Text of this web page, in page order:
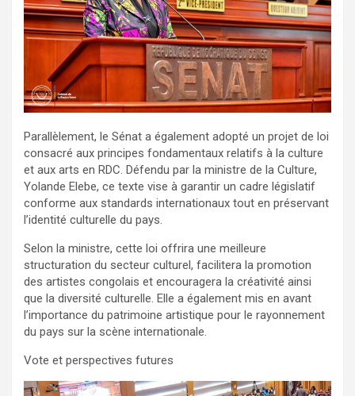
Parallèlement, le Sénat a également adopté un projet de loi
consacré aux principes fondamentaux relatifs à la culture
et aux arts en RDC. Défendu par la ministre de la Culture,
Yolande Elebe, ce texte vise à garantir un cadre législatif
conforme aux standards internationaux tout en préservant
l’identité culturelle du pays.
Selon la ministre, cette loi offrira une meilleure
structuration du secteur culturel, facilitera la promotion
des artistes congolais et encouragera la créativité ainsi
que la diversité culturelle. Elle a également mis en avant
l’importance du patrimoine artistique pour le rayonnement
du pays sur la scène internationale.
Vote et perspectives futures